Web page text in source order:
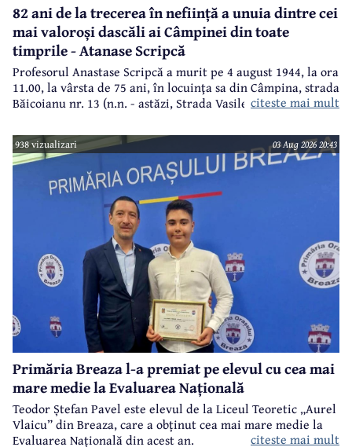
82 ani de la trecerea în neființă a unuia dintre cei
mai valoroși dascăli ai Câmpinei din toate
timprile - Atanase Scripcă
Profesorul Anastase Scripcă a murit pe 4 august 1944, la ora
11.00, la vârsta de 75 ani, în locuinţa sa din Câmpina, strada
Băicoianu nr. 13 (n.n. - astăzi, Strada Vasile Alecsandri).
Ulterior, meşterul popular Nicolae Goage aşează aici, în
memoria sa şi a soţiei, Maria Scripcă, o troiţă din lemn
sculptat,care astăzi, din păcate, nu mai există.
citeste mai mult
938 vizualizari 03 Aug 2026 20:43
Primăria Breaza l-a premiat pe elevul cu cea mai
mare medie la Evaluarea Națională
Teodor Ștefan Pavel este elevul de la Liceul Teoretic „Aurel
Vlaicu” din Breaza, care a obținut cea mai mare medie la
Evaluarea Națională din acest an.
citeste mai mult